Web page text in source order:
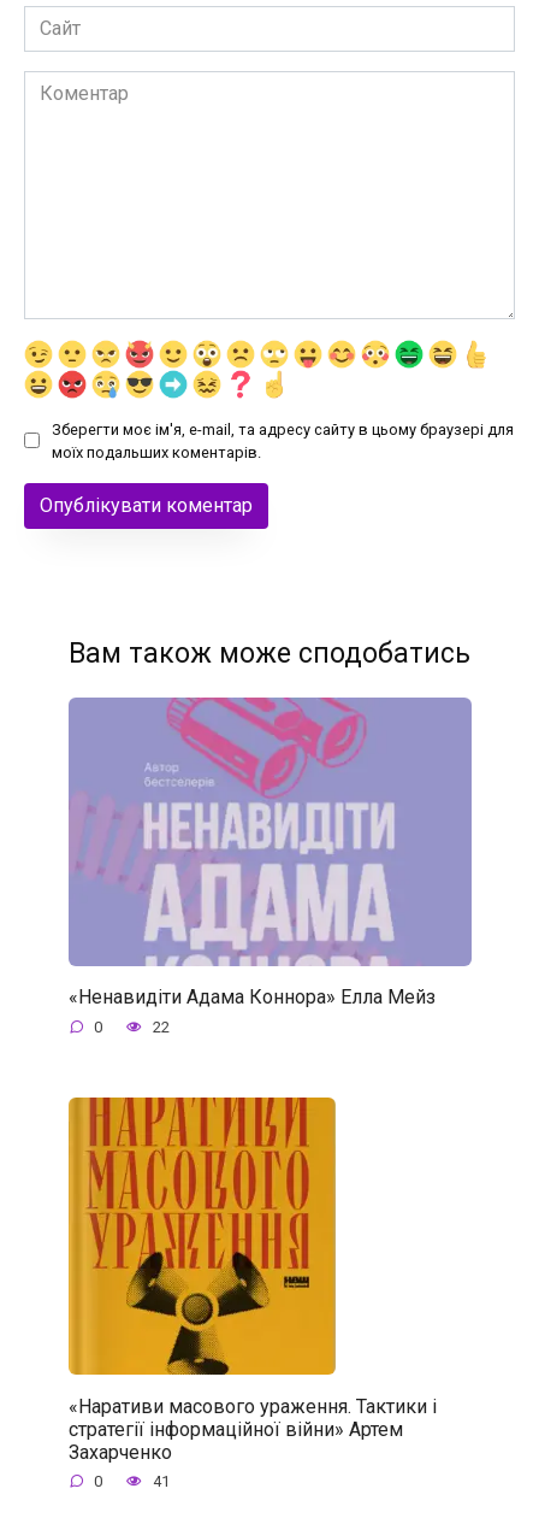
Сайт
Коментар
Зберегти моє ім'я, e-mail, та адресу сайту в цьому браузері для
моїх подальших коментарів.
Вам також може сподобатись
«Ненавидіти Адама Коннора» Елла Мейз
0 22
«Наративи масового ураження. Тактики і
стратегії інформаційної війни» Артем
Захарченко
0 41